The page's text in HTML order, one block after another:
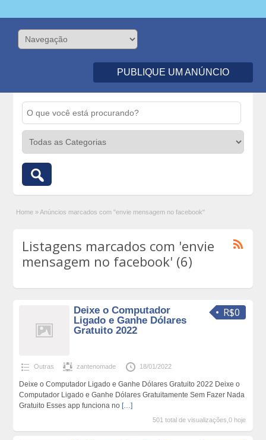
PUBLIQUE UM ANÚNCIO
Home » Anúncios marcados com "envie mensagem no facebook"
Listagens marcados com 'envie
mensagem no facebook' (6)
R$0
Deixe o Computador
Ligado e Ganhe Dólares
Gratuito 2022
Outras zantenomade 18/01/2022
Deixe o Computador Ligado e Ganhe Dólares Gratuito 2022 Deixe o
Computador Ligado e Ganhe Dólares Gratuitamente Sem Fazer Nada
Gratuito Esses app funciona no […]
501 total de visualizações,0 hoje